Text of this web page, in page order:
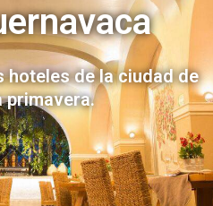
hoteles de la ciudad de
primavera.